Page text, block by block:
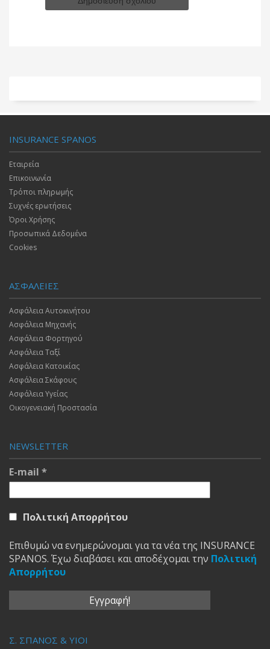
INSURANCE SPANOS
Εταιρεία
Επικοινωνία
Τρόποι πληρωμής
Συχνές ερωτήσεις
Όροι Χρήσης
Προσωπικά Δεδομένα
Cookies
ΑΣΦΑΛΕΙΕΣ
Ασφάλεια Αυτοκινήτου
Ασφάλεια Μηχανής
Ασφάλεια Φορτηγού
Ασφάλεια Ταξί
Ασφάλεια Κατοικίας
Ασφάλεια Σκάφους
Ασφάλεια Υγείας
Οικογενειακή Προστασία
NEWSLETTER
E-mail *
Πολιτική Απορρήτου
Επιθυμώ να ενημερώνομαι για τα νέα της INSURANCE
SPANOS. Έχω διαβάσει και αποδέχομαι την Πολιτική
Απορρήτου
Σ. ΣΠΑΝΟΣ & ΥΙΟΙ